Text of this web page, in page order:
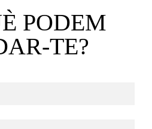
PODEM
TE?